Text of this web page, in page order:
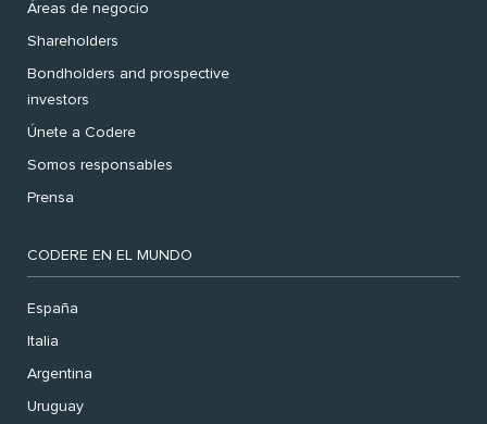
Áreas de negocio
Shareholders
Bondholders and prospective
investors
Únete a Codere
Somos responsables
Prensa
CODERE EN EL MUNDO
España
Italia
Argentina
Uruguay